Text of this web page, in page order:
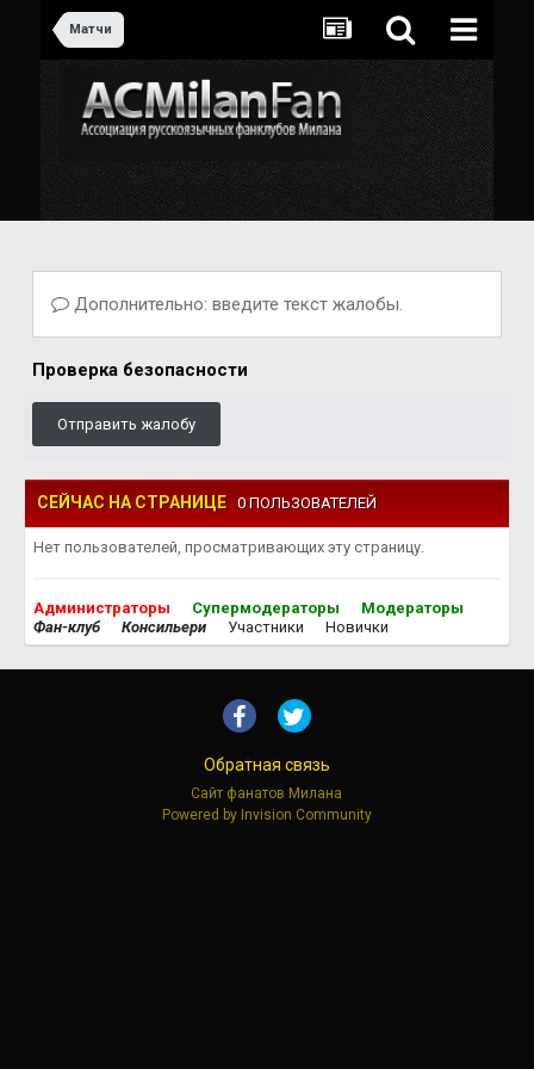
Матчи
Дополнительно: введите текст жалобы.
Проверка безопасности
Отправить жалобу
СЕЙЧАС НА СТРАНИЦЕ 0 ПОЛЬЗОВАТЕЛЕЙ
Нет пользователей, просматривающих эту страницу.
Администраторы Супермодераторы
Модераторы
Фан-клуб
Консильери Участники Новички
Обратная связь
Сайт фанатов Милана
Powered by Invision Community